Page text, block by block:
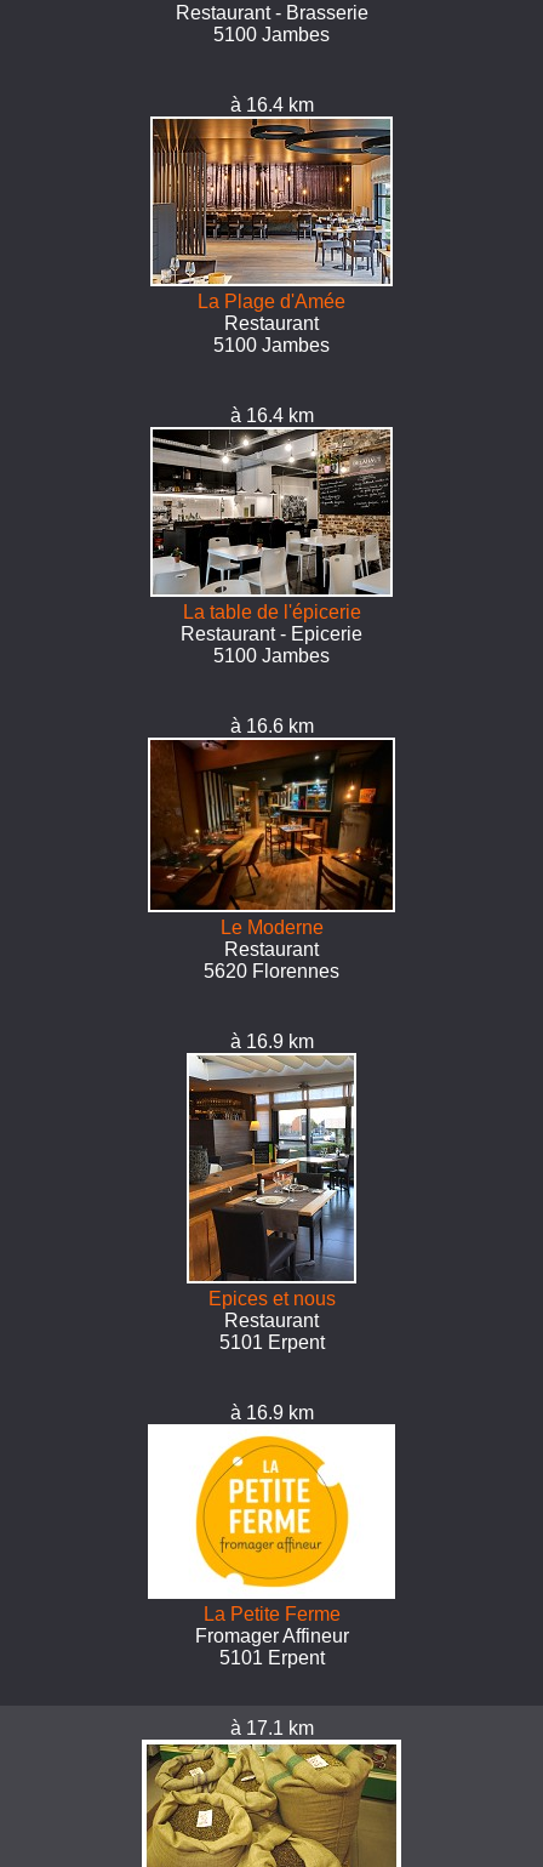
Restaurant - Brasserie
5100 Jambes
à 16.4 km
La Plage d'Amée
Restaurant
5100 Jambes
à 16.4 km
La table de l'épicerie
Restaurant - Epicerie
5100 Jambes
à 16.6 km
Le Moderne
Restaurant
5620 Florennes
à 16.9 km
Epices et nous
Restaurant
5101 Erpent
à 16.9 km
La Petite Ferme
Fromager Affineur
5101 Erpent
à 17.1 km